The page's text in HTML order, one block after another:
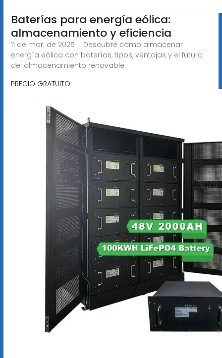
Baterías para energía eólica:
almacenamiento y eficiencia
11 de mar. de 2025 · Descubre cómo almacenar
energía eólica con baterías, tipos, ventajas y el futuro
del almacenamiento renovable.
PRECIO GRATUITO